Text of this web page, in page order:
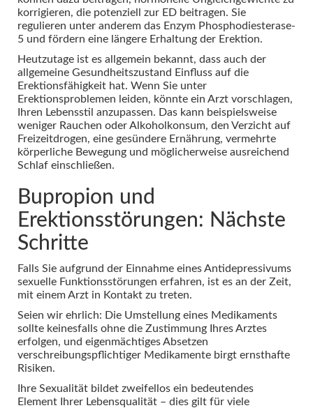
korrigieren, die potenziell zur ED beitragen. Sie
regulieren unter anderem das Enzym Phosphodiesterase-
5 und fördern eine längere Erhaltung der Erektion.
Heutzutage ist es allgemein bekannt, dass auch der
allgemeine Gesundheitszustand Einfluss auf die
Erektionsfähigkeit hat. Wenn Sie unter
Erektionsproblemen leiden, könnte ein Arzt vorschlagen,
Ihren Lebensstil anzupassen. Das kann beispielsweise
weniger Rauchen oder Alkoholkonsum, den Verzicht auf
Freizeitdrogen, eine gesündere Ernährung, vermehrte
körperliche Bewegung und möglicherweise ausreichend
Schlaf einschließen.
Bupropion und
Erektionsstörungen: Nächste
Schritte
Falls Sie aufgrund der Einnahme eines Antidepressivums
sexuelle Funktionsstörungen erfahren, ist es an der Zeit,
mit einem Arzt in Kontakt zu treten.
Seien wir ehrlich: Die Umstellung eines Medikaments
sollte keinesfalls ohne die Zustimmung Ihres Arztes
erfolgen, und eigenmächtiges Absetzen
verschreibungspflichtiger Medikamente birgt ernsthafte
Risiken.
Ihre Sexualität bildet zweifellos ein bedeutendes
Element Ihrer Lebensqualität – dies gilt für viele